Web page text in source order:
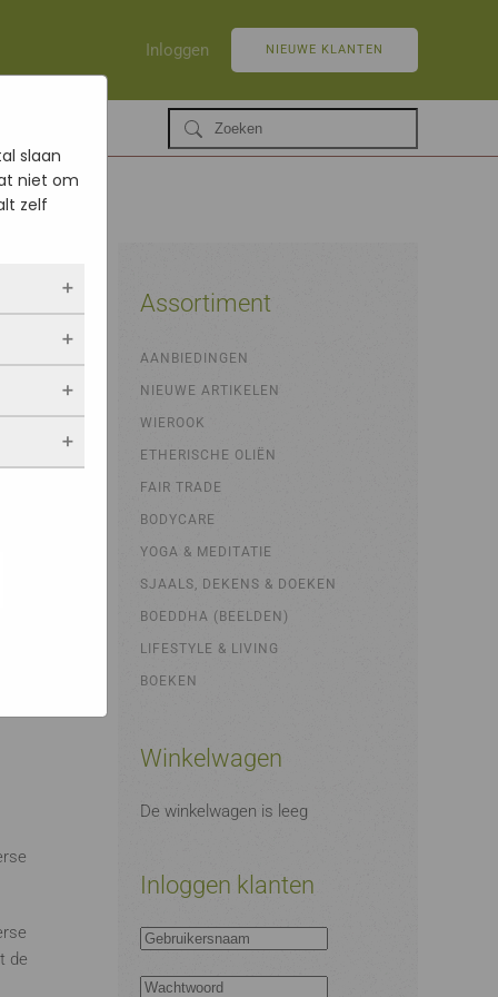
Inloggen NIEUWE KLANTEN
de
Assortiment
AANBIEDINGEN
NIEUWE ARTIKELEN
WIEROOK
ETHERISCHE OLIËN
FAIR TRADE
BODYCARE
YOGA & MEDITATIE
SJAALS, DEKENS & DOEKEN
BOEDDHA (BEELDEN)
LIFESTYLE & LIVING
BOEKEN
Winkelwagen
De winkelwagen is leeg
Inloggen klanten
slaan
niet om
zelf
als jij
blijven
Als je
van